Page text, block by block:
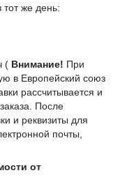
тот же день:
( Внимание! При
в Европейский союз
рассчитывается и
После
и реквизиты для
почты,
от